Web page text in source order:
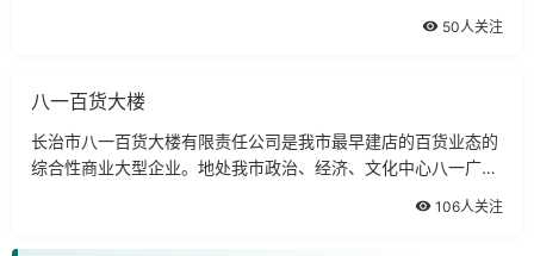
50人关注
八一百货大楼
长治市八一百货大楼有限责任公司是我市最早建店的百货业态的
综合性商业大型企业。地处我市政治、经济、文化中心八一广
106人关注